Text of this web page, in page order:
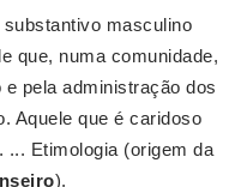
substantivo masculino
que, numa comunidade,
pela administração dos
Aquele que é caridoso
... Etimologia (origem da
).